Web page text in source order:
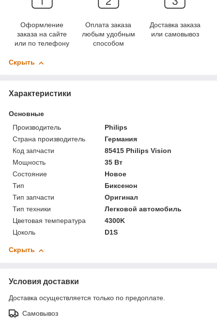
Оформление
заказа на сайте
или по телефону
Оплата заказа
любым удобным
способом
Доставка заказа
или самовывоз
Скрыть
Характеристики
Основные
Производитель
Philips
Страна производитель
Германия
Код запчасти
85415 Philips Vision
Мощность
35 Вт
Состояние
Новое
Тип
Биксенон
Тип запчасти
Оригинал
Тип техники
Легковой автомобиль
Цветовая температура
4300K
Цоколь
D1S
Скрыть
Условия доставки
Доставка осуществляется только по предоплате.
Самовывоз